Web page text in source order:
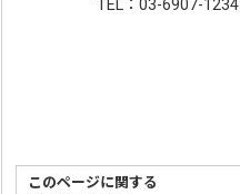
TEL：03-6907-1234
このページに関する